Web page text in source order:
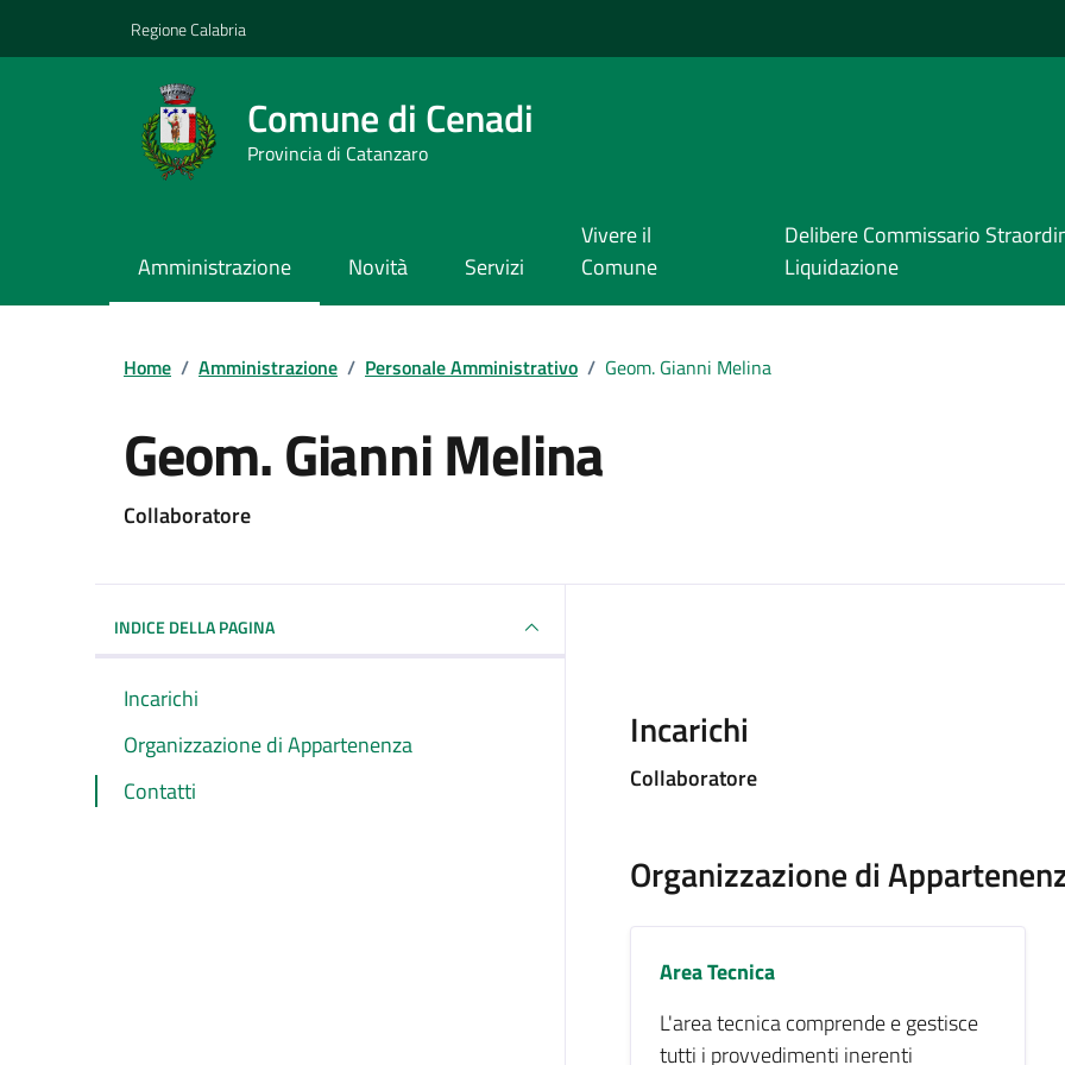
Regione Calabria
Comune di Cenadi
Provincia di Catanzaro
Amministrazione Novità Servizi
Vivere il
Comune
Delibere Commissario
Liquidazione
Home / Amministrazione / Personale Amministrativo / Geom. Gianni Melina
Geom. Gianni Melina
Collaboratore
INDICE DELLA PAGINA
Incarichi
Organizzazione di Appartenenza
Contatti
Incarichi
Collaboratore
Organizzazione di
Area Tecnica
L'area tecnica comprende e gestisce
tutti i provvedimenti inerenti